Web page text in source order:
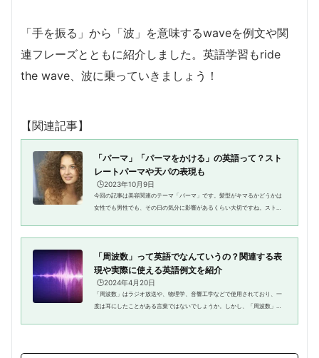
「手を振る」から「波」を意味するwaveを例文や関
連フレーズとともに紹介しました。英語学習もride
the wave、波に乗っていきましょう！
【関連記事】
「パーマ」「パーマをかける」の英語って？スト
レートパーマや天パの表現も
🕒️2023年10月9日
今回の記事は美容関連のテーマ「パーマ」です。髪型がキマるかどうかは
女性でも男性でも、その日の気分に影響があるくらい大切ですね。ストレ
「周波数」って英語でなんていうの？関連する表
現や実際に使える英語例文を紹介
🕒️2024年4月20日
「周波数」はラジオ放送や、物理学、音響工学などで使用されており、一
度は耳にしたことがある言葉ではないでしょうか。しかし、「周波数」と